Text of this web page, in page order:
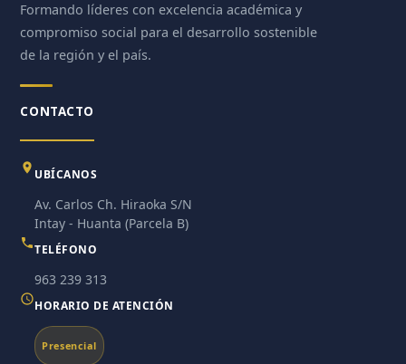
Formando líderes con excelencia académica y
compromiso social para el desarrollo sostenible
de la región y el país.
CONTACTO
UBÍCANOS
Av. Carlos Ch. Hiraoka S/N
Intay - Huanta (Parcela B)
TELÉFONO
963 239 313
HORARIO DE ATENCIÓN
Presencial